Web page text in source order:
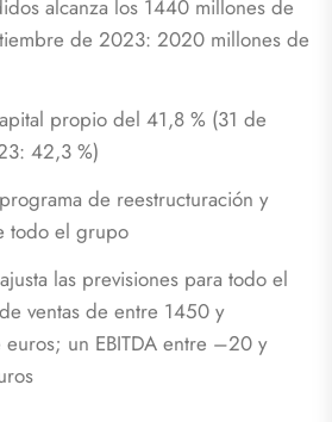
alcanza los 1440 millones de
de 2023: 2020 millones de
propio del 41,8 % (31 de
42,3 %)
de reestructuración y
todo el grupo
las previsiones para todo el
ventas de entre 1450 y
un EBITDA entre –20 y